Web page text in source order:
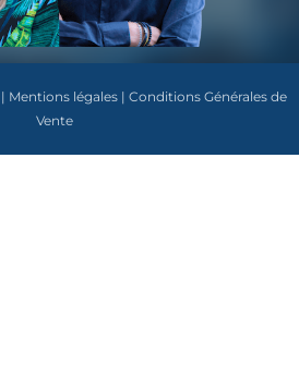
légales | Conditions Générales de
Vente